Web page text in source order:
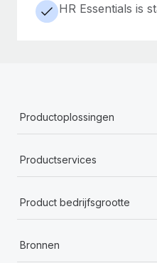
HR Essentials is
Productoplossingen
Productservices
Product bedrijfsgrootte
Bronnen